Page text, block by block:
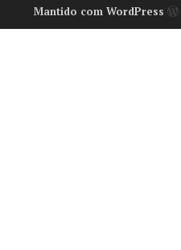
Mantido com WordPress